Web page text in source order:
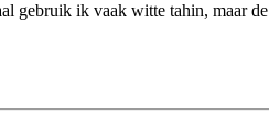
gebruik ik vaak witte tahin, maar